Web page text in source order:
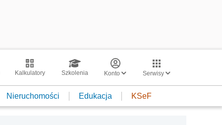
Kalkulatory Szkolenia Konto Serwisy
Nieruchomości Edukacja KSeF